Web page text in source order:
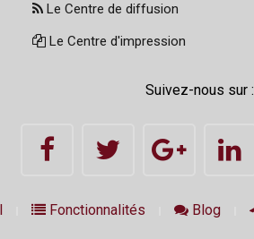
Le Centre de diffusion
Le Centre d'impression
Suivez-nous sur :
Fonctionnalités Blog